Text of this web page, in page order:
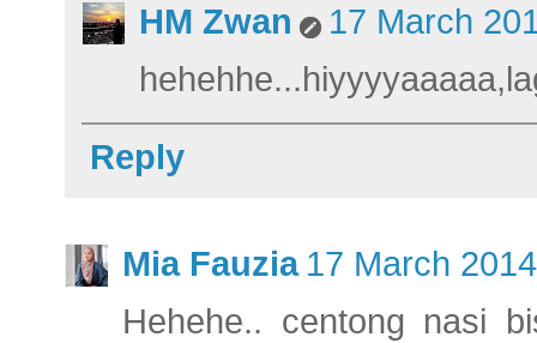
HM Zwan
17 March
Reply
Mia Fauzia 17 March
Hehehe.. centong nasi